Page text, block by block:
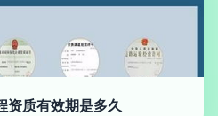
资质有效期是多久